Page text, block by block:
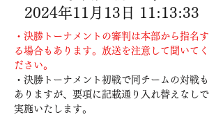
2024年11月13日 11:13:33
・決勝トーナメントの審判は本部から指名す
る場合もあります。放送を注意して聞いてく
ださい。
・決勝トーナメント初戦で同チームの対戦も
ありますが、要項に記載通り入れ替えなしで
実施いたします。